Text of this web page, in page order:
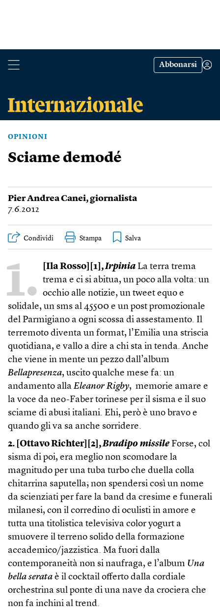
Abbonarsi
OPINIONI
Sciame demodé
Pier Andrea Canei, giornalista
7.6.2012
Condividi Stampa
1. [Ila Rosso][1],Irpinia La terra trema
trema e ci si abitua, un poco alla volta: un
occhio alle notizie, un tweet equo e
solidale, un sms al 45500 e un post promozionale
del Parmigiano a ogni scossa di assestamento. Il
terremoto diventa un format, l’Emilia una striscia
quotidiana, e vallo a dire a chi sta in tenda. Anche
che viene in mente un pezzo dall’album
Bellapresenza, uscito qualche mese fa: un
andamento alla Eleanor Rigby, memorie amare e
la voce da neo-Faber torinese per il sisma e il suo
sciame di abusi italiani. Ehi, però è uno bravo e
quando gli va sa anche sorridere.
2. [Ottavo Richter][2],Bradipo missile Forse, col
sisma di poi, era meglio non scomodare la
magnitudo per una tuba turbo che duella colla
chitarrina saputella; non spendersi così un nome
da scienziati per fare la band da cresime e funerali
milanesi, con il corredino di oculisti in amore e
tutta una titolistica televisiva color yogurt a
smuovere il terreno solido della formazione
accademico/jazzistica. Ma fuori dalla
contemporaneità non si naufraga, e l’album Una
bella serata è il cocktail offerto dalla cordiale
orchestrina sul ponte di una nave da crociera che
non fa inchini al trend.